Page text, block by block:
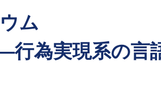
ム
行為実現系の言